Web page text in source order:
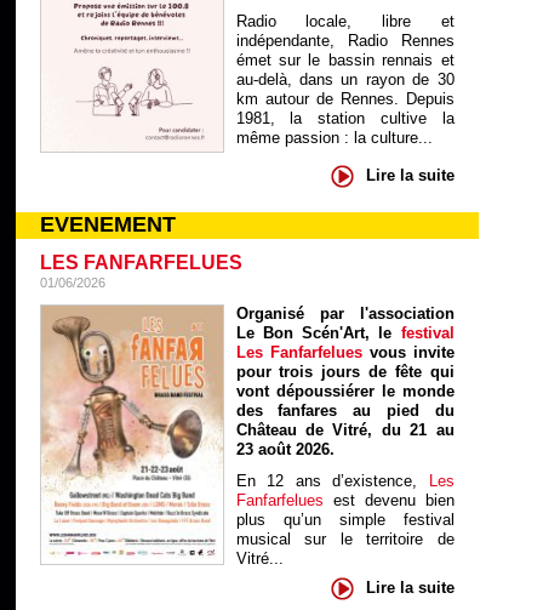
Radio locale, libre et
indépendante, Radio Rennes
émet sur le bassin rennais et
au-delà, dans un rayon de 30
km autour de Rennes. Depuis
1981, la station cultive la
même passion : la culture...
Lire la suite
EVENEMENT
LES FANFARFELUES
01/06/2026
Organisé par l'association
Le Bon Scén'Art, le festival
Les Fanfarfelues vous invite
pour trois jours de fête qui
vont dépoussiérer le monde
des fanfares au pied du
Château de Vitré, du 21 au
23 août 2026.
En 12 ans d’existence, Les
Fanfarfelues est devenu bien
plus qu’un simple festival
musical sur le territoire de
Vitré...
Lire la suite